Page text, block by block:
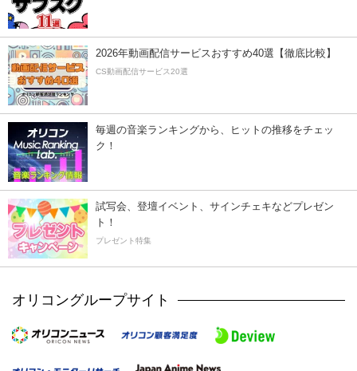
2026年動画配信サービスおすすめ40選【徹底比較】
CS動画配信サービス20選
毎週の音楽ランキングから、ヒットの推移をチェッ
ク！
試写会、登壇イベント、サインチェキなどプレゼン
ト！
プレゼント特集
オリコングループサイト